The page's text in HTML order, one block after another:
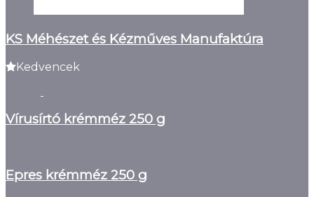
KS Méhészet és Kézműves Manufaktúra
Kedvencek
Vírusírtó krémméz 250 g
Epres krémméz 250 g